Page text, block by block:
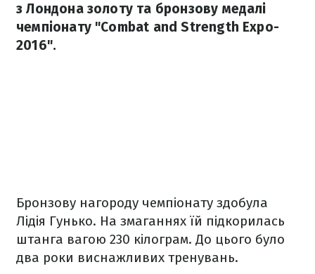
з Лондона золоту та бронзову медалі
чемпіонату "Combat and Strength Expo-
2016".
Бронзову нагороду чемпіонату здобула
Лідія Гунько. На змаганнях їй підкорилась
штанга вагою 230 кілограм. До цього було
два роки виснажливих тренувань.